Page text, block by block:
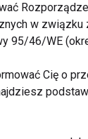
w
46/WE
Cię o